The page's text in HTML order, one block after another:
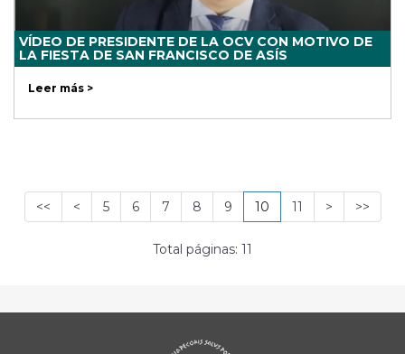
VÍDEO DE PRESIDENTE DE LA OCV CON MOTIVO DE
LA FIESTA DE SAN FRANCISCO DE ASÍS
Leer más >
<< < 5 6 7 8 9 10 11 > >>
Total páginas: 11